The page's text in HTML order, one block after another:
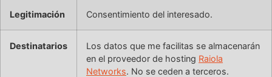
Legitimación Consentimiento del interesado.
Destinatarios
Los datos que me facilitas se almacenarán
en el proveedor de hosting Raiola
Networks. No se ceden a terceros.